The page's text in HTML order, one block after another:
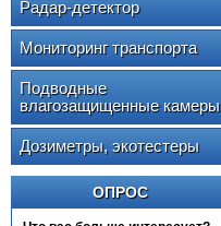
Радар-детектор
Мониторинг транспорта
Подводные
влагозащищенные камеры
Дозиметры, экотестеры
ОПРОС